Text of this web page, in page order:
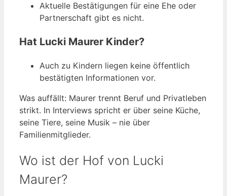
Aktuelle Bestätigungen für eine Ehe oder
Partnerschaft gibt es nicht.
Hat Lucki Maurer Kinder?
Auch zu Kindern liegen keine öffentlich
bestätigten Informationen vor.
Was auffällt: Maurer trennt Beruf und Privatleben
strikt. In Interviews spricht er über seine Küche,
seine Tiere, seine Musik – nie über
Familienmitglieder.
Wo ist der Hof von Lucki
Maurer?